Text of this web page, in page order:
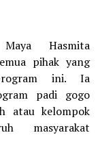
Hasmita
pihak yang
ini. Ia
padi gogo
atau kelompok
masyarakat